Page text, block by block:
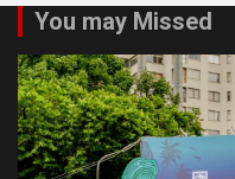
You may Missed